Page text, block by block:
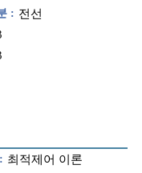
: 전선
최적제어 이론